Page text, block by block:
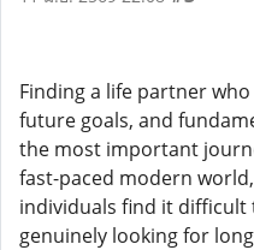
Finding a life partner
future goals, and
the most important
fast-paced modern
individuals find it
genuinely looking for